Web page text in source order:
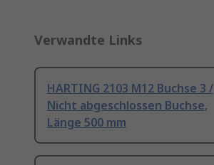
Verwandte Links
HARTING 2103 M12 Buchse 3 /
Nicht abgeschlossen Buchse,
Länge 500 mm